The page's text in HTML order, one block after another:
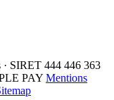
SIRET 444 446 363
PAY Mentions